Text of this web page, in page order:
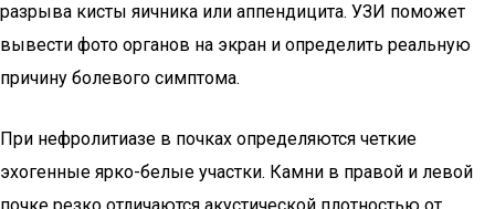
разрыва кисты яичника или аппендицита. УЗИ поможет
вывести фото органов на экран и определить реальную
причину болевого симптома.
При нефролитиазе в почках определяются четкие
эхогенные ярко-белые участки. Камни в правой и левой